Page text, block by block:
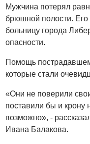
Мужчина потерял
брюшной полости. Его
больницу города
опасности.
Помощь
которые стали
«Они не поверили
поставили бы и крону
возможно», -
Ивана Балакова.